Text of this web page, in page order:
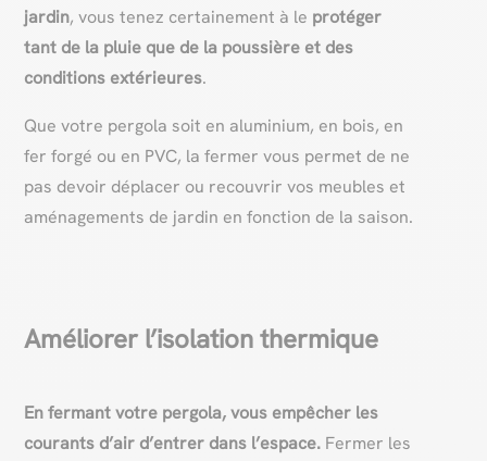
jardin, vous tenez certainement à le protéger
tant de la pluie que de la poussière et des
conditions extérieures.
Que votre pergola soit en aluminium, en bois, en
fer forgé ou en PVC, la fermer vous permet de ne
pas devoir déplacer ou recouvrir vos meubles et
aménagements de jardin en fonction de la saison.
Améliorer l’isolation thermique
En fermant votre pergola, vous empêcher les
courants d’air d’entrer dans l’espace. Fermer les